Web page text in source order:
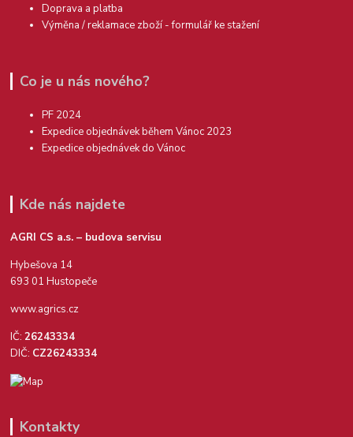
Doprava a platba
Výměna / reklamace zboží - formulář ke stažení
Co je u nás nového?
PF 2024
Expedice objednávek během Vánoc 2023
Expedice objednávek do Vánoc
Kde nás najdete
AGRI CS a.s. – budova servisu
Hybešova 14
693 01 Hustopeče
www.agrics.cz
IČ:26243334
DIČ: CZ26243334
Kontakty